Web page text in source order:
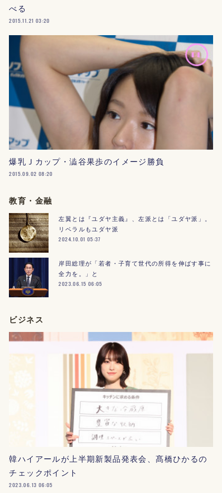
べる
2015.11.21 03:20
爆乳Ｊカップ・澁谷果歩のイメージ勝負
2015.09.02 08:20
教育・金融
左翼とは『ユダヤ主義』、左派とは「ユダヤ派」。
リベラルもユダヤ派
2024.10.01 05:37
岸田総理が「若者・子育て世代の所得を伸ばす事に
全力を。」と
2023.06.15 06:05
ビジネス
韓ハイアールが上半期新製品発表会、髙橋ひかるの
チェックポイント
2023.06.13 06:05